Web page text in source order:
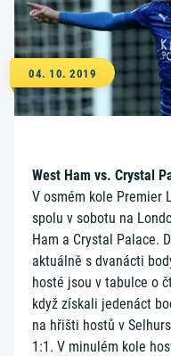
04. 10. 2019
West Ham vs. Crystal
V osmém kole Premier
spolu v sobotu na
Ham a Crystal Palace.
aktuálně s dvanácti
hosté jsou v tabulce o
když získali jedenáct
na hřišti hostů v
1:1. V minulém kole